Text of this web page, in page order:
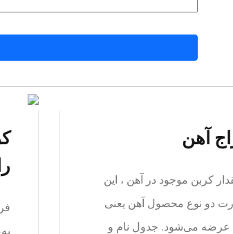
آهن
کربن موجود در آهن ، این
دو نوع محصول آهن یعنی
عرضه می‌شود. جدول نام و